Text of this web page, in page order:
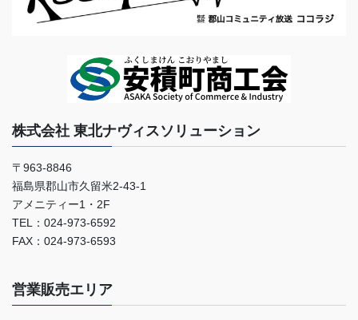
株式会社 東北ナヴィスソリューション
〒963-8846
福島県郡山市久留米2-43-1
アメニティー1・2F
TEL：024-973-6592
FAX：024-973-6593
営業販売エリア